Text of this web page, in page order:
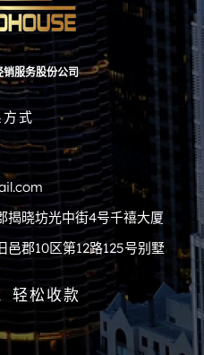
服务股份公司
方式
揭晓坊光中街4号千禧大厦
邑郡10区第12路125号别墅
轻松收款